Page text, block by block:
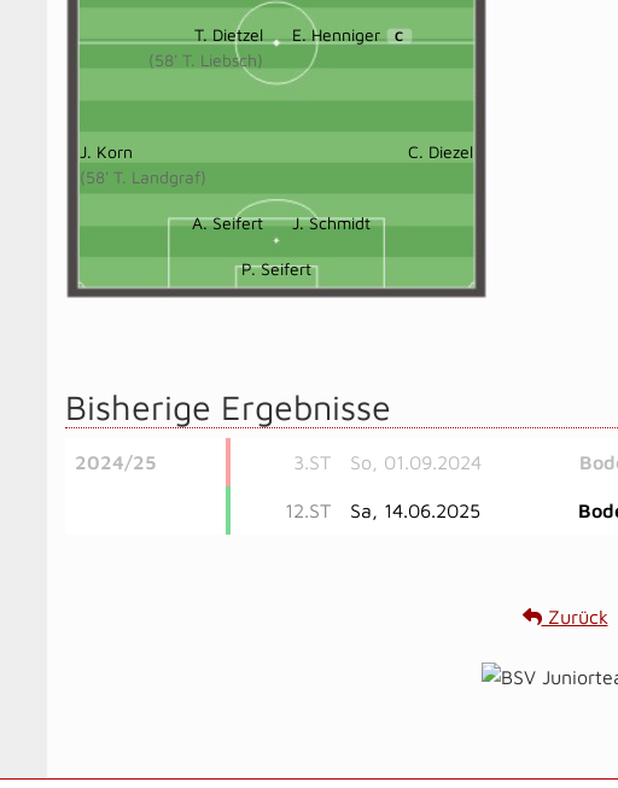
T. Dietzel
(58' T. Liebsch)
E. Henniger C
J. Korn
(58' T. Landgraf)
C. Diezel
A. Seifert J. Schmidt
P. Seifert
Bisherige Ergebnisse
2024/25 3.ST So, 01.09.2024
12.ST Sa, 14.06.2025
Zurück